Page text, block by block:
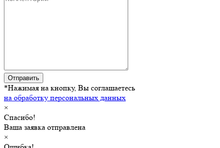
Отправить
*Нажимая на кнопку, Вы соглашаетесь
на обработку персональных данных
×
Спасибо!
Ваша заявка отправлена
×